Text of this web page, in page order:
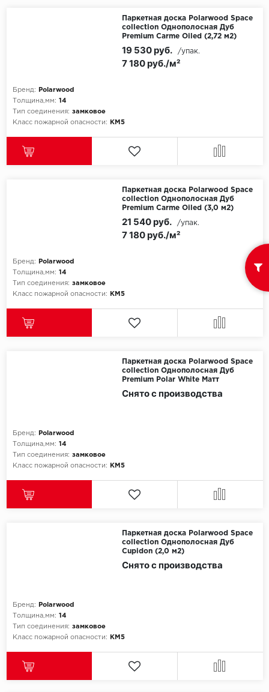
Паркетная доска Polarwood Space
collection Однополосная Дуб
Premium Carme Oiled (2,72 м2)
Бренд:
Polarwood
Толщина,мм: 14
Тип соединения: замковое
Класс пожарной опасности:
КМ5
7 180 руб./м²
19 530 руб. /упак.
Паркетная доска Polarwood Space
collection Однополосная Дуб
Premium Carme Oiled (3,0 м2)
Бренд:
Polarwood
Толщина,мм: 14
Тип соединения: замковое
Класс пожарной опасности:
КМ5
7 180 руб./м²
21 540 руб. /упак.
Паркетная доска Polarwood Space
collection Однополосная Дуб
Premium Polar White Матт
Бренд:
Polarwood
Толщина,мм: 14
Тип соединения: замковое
Класс пожарной опасности:
КМ5
Снято с производства
Паркетная доска Polarwood Space
collection Однополосная Дуб
Cupidon (2,0 м2)
Бренд:
Polarwood
Толщина,мм: 14
Тип соединения: замковое
Класс пожарной опасности:
КМ5
Снято с производства